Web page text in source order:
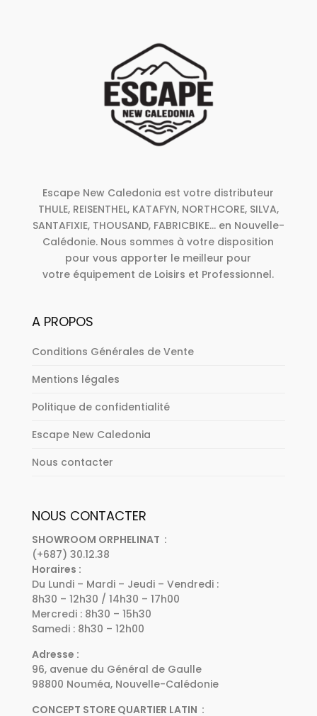
Escape New Caledonia est votre distributeur
THULE, REISENTHEL, KATAFYN, NORTHCORE, SILVA,
SANTAFIXIE, THOUSAND, FABRICBIKE... en Nouvelle-
Calédonie. Nous sommes à votre disposition
pour vous apporter le meilleur pour
votre équipement de Loisirs et Professionnel.
A PROPOS
Conditions Générales de Vente
Mentions légales
Politique de confidentialité
Escape New Caledonia
Nous contacter
NOUS CONTACTER
SHOWROOM ORPHELINAT :
(+687) 30.12.38
Horaires :
Du Lundi – Mardi – Jeudi – Vendredi :
8h30 – 12h30 / 14h30 – 17h00
Mercredi : 8h30 – 15h30
Samedi : 8h30 – 12h00
Adresse :
96, avenue du Général de Gaulle
98800 Nouméa, Nouvelle-Calédonie
CONCEPT STORE QUARTIER LATIN :